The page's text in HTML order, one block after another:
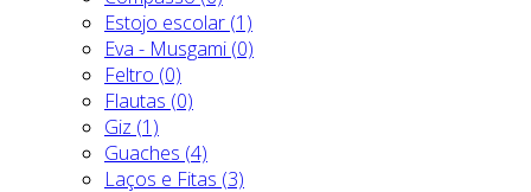
Estojo escolar (1)
Eva - Musgami (0)
Feltro (0)
Flautas (0)
Giz (1)
Guaches (4)
Laços e Fitas (3)